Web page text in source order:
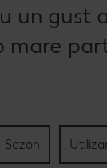
un gust
mare
Sezon